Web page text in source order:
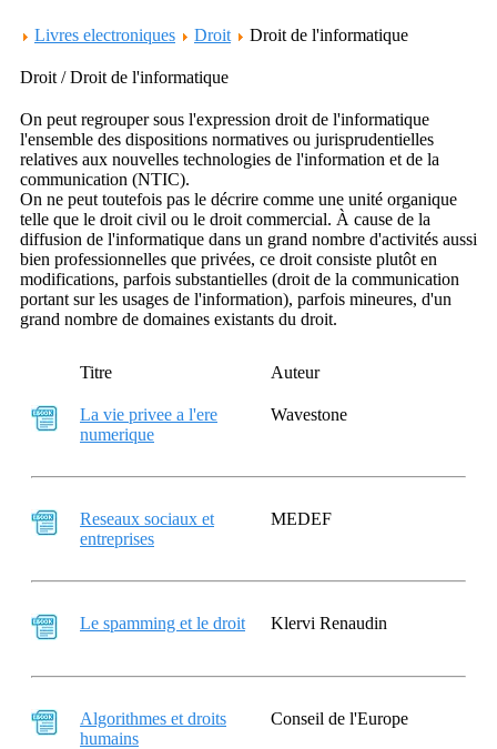
Livres electroniques Droit Droit de l'informatique
Droit / Droit de l'informatique
On peut regrouper sous l'expression droit de l'informatique
l'ensemble des dispositions normatives ou jurisprudentielles
relatives aux nouvelles technologies de l'information et de la
communication (NTIC).
On ne peut toutefois pas le décrire comme une unité organique
telle que le droit civil ou le droit commercial. À cause de la
diffusion de l'informatique dans un grand nombre d'activités aussi
bien professionnelles que privées, ce droit consiste plutôt en
modifications, parfois substantielles (droit de la communication
portant sur les usages de l'information), parfois mineures, d'un
grand nombre de domaines existants du droit.
Titre Auteur
La vie privee a l'ere
numerique
Wavestone
Reseaux sociaux et
entreprises
MEDEF
Le spamming et le droit Klervi Renaudin
Algorithmes et droits
humains
Conseil de l'Europe